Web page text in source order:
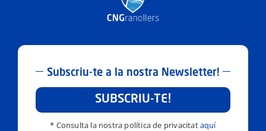
Subscriu-te a la nostra Newsletter!
SUBSCRIU-TE!
* Consulta la nostra política de privacitataquí